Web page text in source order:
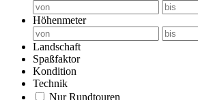
Höhenmeter
Landschaft
Spaßfaktor
Kondition
Technik
Nur Rundtouren